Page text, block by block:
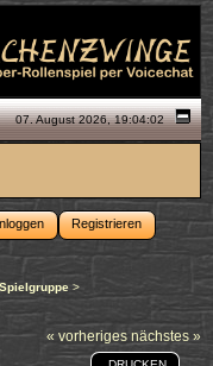
07. August 2026, 19:04:02
Registrieren
>
« vorheriges nächstes »